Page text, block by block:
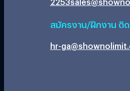
สมัครงาน/ฝึกงาน ติ
hr-